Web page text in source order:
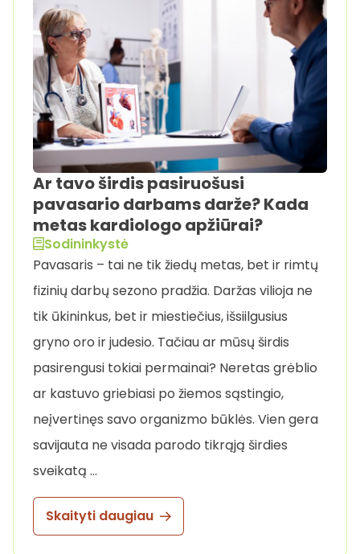
Ar tavo širdis pasiruošusi
pavasario darbams darže? Kada
metas kardiologo apžiūrai?
Sodininkystė
Pavasaris – tai ne tik žiedų metas, bet ir rimtų
fizinių darbų sezono pradžia. Daržas vilioja ne
tik ūkininkus, bet ir miestiečius, išsiilgusius
gryno oro ir judesio. Tačiau ar mūsų širdis
pasirengusi tokiai permainai? Neretas grėblio
ar kastuvo griebiasi po žiemos sąstingio,
neįvertinęs savo organizmo būklės. Vien gera
savijauta ne visada parodo tikrąją širdies
sveikatą …
Skaityti daugiau